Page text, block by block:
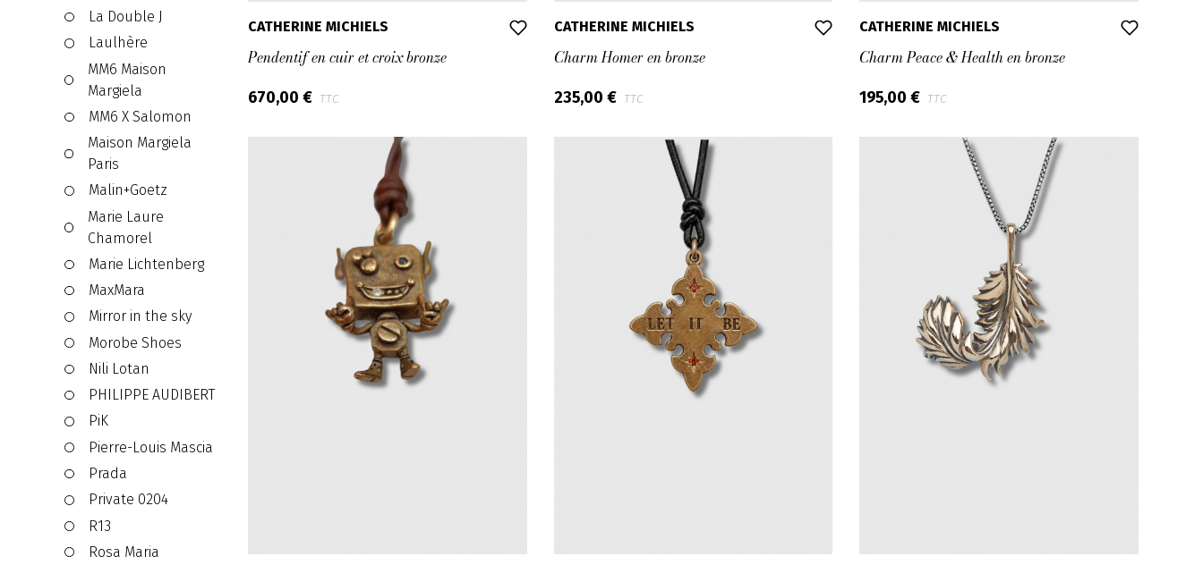
La Double J
Laulhère
MM6 Maison
Margiela
MM6 X Salomon
Maison Margiela
Paris
Malin+Goetz
Marie Laure
Chamorel
Marie Lichtenberg
MaxMara
Mirror in the sky
Morobe Shoes
Nili Lotan
PHILIPPE AUDIBERT
PiK
Pierre-Louis Mascia
Prada
Private 0204
R13
Rosa Maria
CATHERINE MICHIELS
Pendentif en cuir et croix bronze
670,00 € TTC
CATHERINE MICHIELS
Charm Homer en bronze
235,00 € TTC
CATHERINE MICHIELS
Charm Peace & Health en bronze
195,00 € TTC